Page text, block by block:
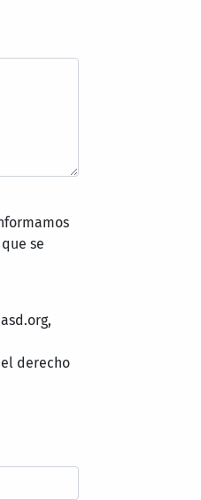
se
derecho